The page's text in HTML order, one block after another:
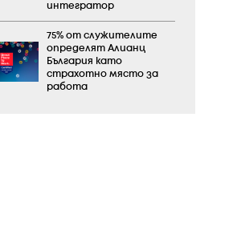
интегратор
75% от служителите
определят Алианц
България като
страхотно място за
работа